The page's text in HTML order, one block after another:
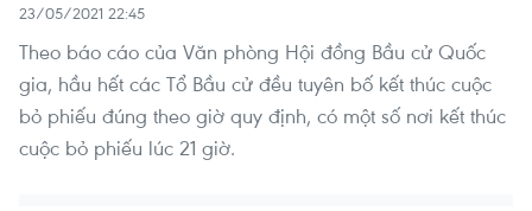
23/05/2021 22:45
Theo báo cáo của Văn phòng Hội đồng Bầu cử Quốc
gia, hầu hết các Tổ Bầu cử đều tuyên bố kết thúc cuộc
bỏ phiếu đúng theo giờ quy định, có một số nơi kết thúc
cuộc bỏ phiếu lúc 21 giờ.